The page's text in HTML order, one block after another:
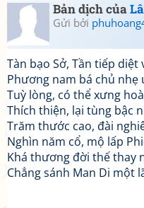
Bản dịch của
Gửi bởi
Tàn bạo Sở, Tần tiếp diệt
Phương nam bá chủ nhẹ
Tuỳ lòng, có thể xưng
Thích thiện, lại tùng bậc
Trăm thước cao, đài
Nghìn năm cổ, mộ lấp
Khá thương đời thế thay
Chẳng sánh Man Di một